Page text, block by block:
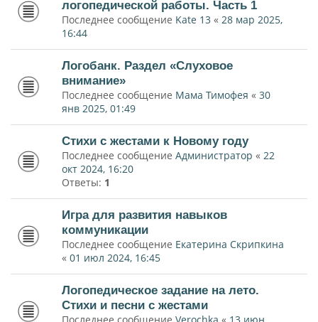
логопедической работы. Часть 1
Последнее сообщение Kate 13 « 28 мар 2025,
16:44
Логобанк. Раздел «Слуховое
внимание»
Последнее сообщение Мама Тимофея « 30
янв 2025, 01:49
Стихи с жестами к Новому году
Последнее сообщение Администратор « 22
окт 2024, 16:20
Ответы: 1
Игра для развития навыков
коммуникации
Последнее сообщение Екатерина Скрипкина
« 01 июл 2024, 16:45
Логопедическое задание на лето.
Стихи и песни с жестами